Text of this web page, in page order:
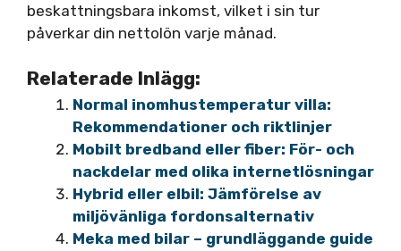
beskattningsbara inkomst, vilket i sin tur
påverkar din nettolön varje månad.
Relaterade Inlägg:
Normal inomhustemperatur villa:
Rekommendationer och riktlinjer
Mobilt bredband eller fiber: För- och
nackdelar med olika internetlösningar
Hybrid eller elbil: Jämförelse av
miljövänliga fordonsalternativ
Meka med bilar – grundläggande guide